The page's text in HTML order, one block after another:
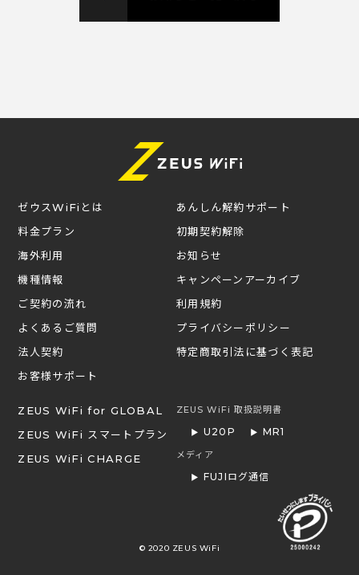
ゼウスWiFiとは
料金プラン
海外利用
機種情報
ご契約の流れ
よくあるご質問
法人契約
お客様サポート
あんしん解約サポート
初期契約解除
お知らせ
キャンペーンアーカイブ
利用規約
プライバシーポリシー
特定商取引法に基づく表記
ZEUS WiFi for GLOBAL
ZEUS WiFi スマートプラン
ZEUS WiFi CHARGE
ZEUS WiFi 取扱説明書
U20P MR1
メディア
FUJIログ通信
© 2020 ZEUS WiFi